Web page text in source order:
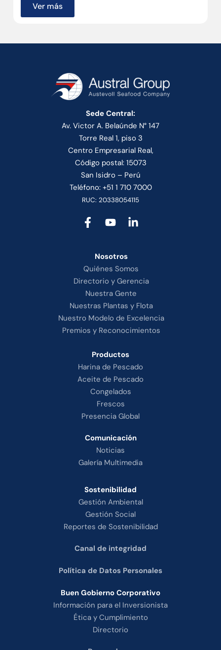
Ver más
Sede Central:
Av. Victor A. Belaúnde N° 147
Torre Real 1, piso 3
Centro Empresarial Real,
Código postal: 15073
San Isidro – Perú
Teléfono: +51 1 710 7000
RUC: 20338054115
Nosotros
Quiénes Somos
Directorio y Gerencia
Nuestra Gente
Nuestras Plantas y Flota
Nuestro Modelo de Excelencia
Premios y Reconocimientos
Productos
Harina de Pescado
Aceite de Pescado
Congelados
Frescos
Presencia Global
Comunicación
Noticias
Galería Multimedia
Sostenibilidad
Gestión Ambiental
Gestión Social
Reportes de Sostenibilidad
Canal de integridad
Política de Datos Personales
Buen Gobierno Corporativo
Información para el Inversionista
Ética y Cumplimiento
Directorio